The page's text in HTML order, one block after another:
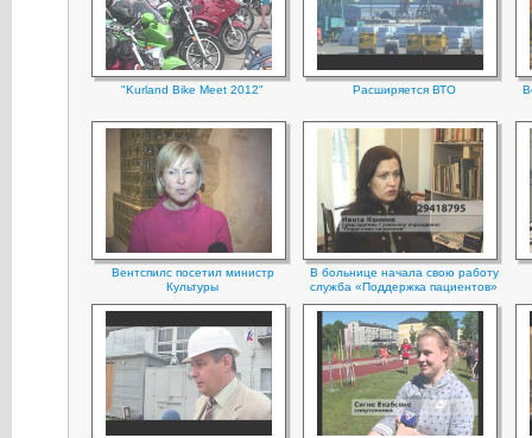
"Kurland Bike Meet 2012" Расширяется ВТО
Вентспилс посетил министр
Культуры
В больнице начала свою работу
служба «Поддержка пациентов»